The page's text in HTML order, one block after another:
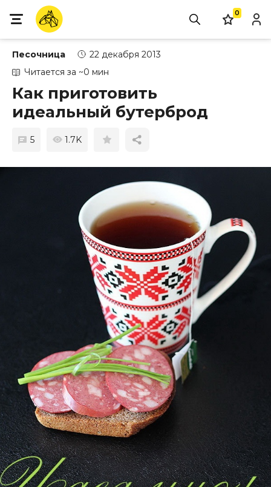
0
Песочница
22 декабря 2013
Читается за ~0 мин
Как приготовить
идеальный бутерброд
5 1.7K